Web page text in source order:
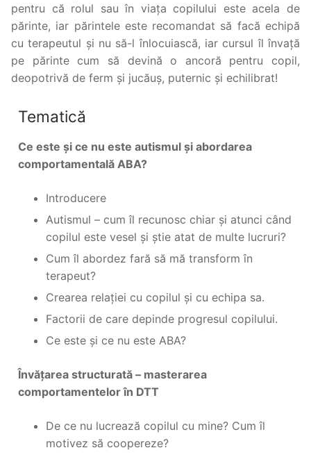
pentru că rolul sau în viața copilului este acela de
părinte, iar părintele este recomandat să facă echipă
cu terapeutul și nu să-l înlocuiască, iar cursul îl învață
pe părinte cum să devină o ancoră pentru copil,
deopotrivă de ferm și jucăuș, puternic și echilibrat!
Tematică
Ce este și ce nu este autismul și abordarea
comportamentală ABA?
Introducere
Autismul – cum îl recunosc chiar și atunci când
copilul este vesel și știe atat de multe lucruri?
Cum îl abordez fară să mă transform în
terapeut?
Crearea relației cu copilul și cu echipa sa.
Factorii de care depinde progresul copilului.
Ce este și ce nu este ABA?
Învățarea structurată – masterarea
comportamentelor în DTT
De ce nu lucrează copilul cu mine? Cum îl
motivez să coopereze?